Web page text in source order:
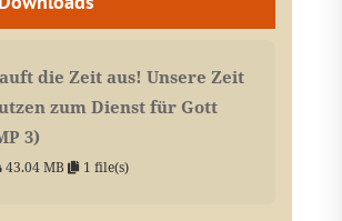
die Zeit aus! Unsere Zeit
zum Dienst für Gott
3)
43.04 MB 1 file(s)